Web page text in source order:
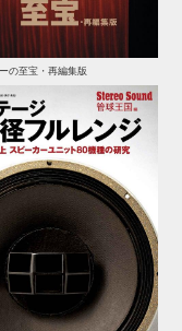
の至宝・再編集版